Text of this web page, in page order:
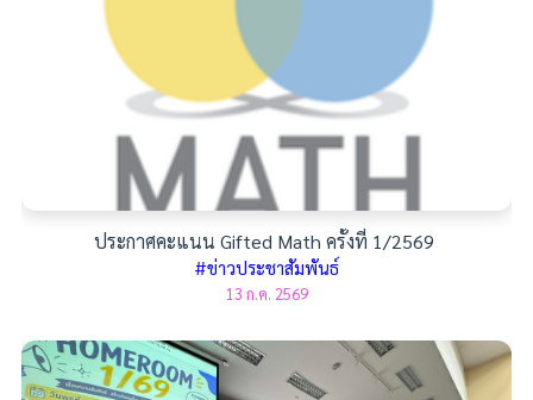
ประกาศคะแนน Gifted Math ครั้งที่ 1/2569
#ข่าวประชาสัมพันธ์
13 ก.ค. 2569